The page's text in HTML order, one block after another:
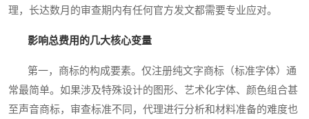
理，长达数月的审查期内有任何官方发文都需要专业应对。
影响总费用的几大核心变量
第一，商标的构成要素。仅注册纯文字商标（标准字体）通
常最简单。如果涉及特殊设计的图形、艺术化字体、颜色组合甚
至声音商标，审查标准不同，代理进行分析和材料准备的难度也